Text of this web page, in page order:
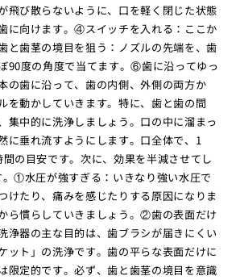
飛び散らないように、口を軽く閉じた状態
に向けます。④スイッチを入れる：ここか
と歯茎の境目を狙う：ノズルの先端を、歯
90度の角度で当てます。⑥歯に沿ってゆっ
の歯に沿って、歯の内側、外側の両方か
を動かしていきます。特に、歯と歯の間
集中的に洗浄しましょう。口の中に溜まっ
に垂れ流すようにします。口全体で、1
の目安です。次に、効果を半減させてし
。①水圧が強すぎる：いきなり強い水圧で
けたり、痛みを感じたりする原因になりま
ら慣らしていきましょう。②歯の表面だけ
浄器の主な目的は、歯ブラシが届きにくい
ット」の洗浄です。歯の平らな表面だけに
限定的です。必ず、歯と歯茎の境目を意識